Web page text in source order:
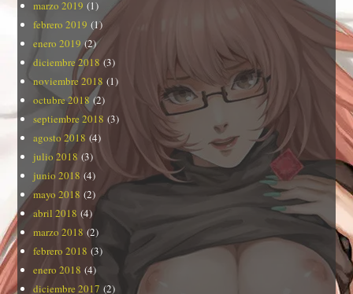
marzo 2019 (1)
febrero 2019 (1)
enero 2019 (2)
diciembre 2018 (3)
noviembre 2018 (1)
octubre 2018 (2)
septiembre 2018 (3)
agosto 2018 (4)
julio 2018 (3)
junio 2018 (4)
mayo 2018 (2)
abril 2018 (4)
marzo 2018 (2)
febrero 2018 (3)
enero 2018 (4)
diciembre 2017 (2)